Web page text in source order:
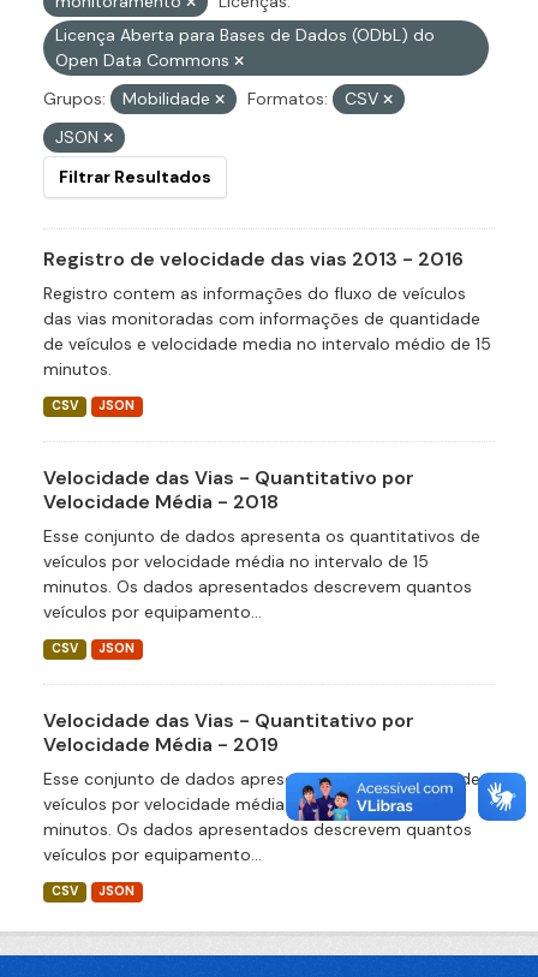
Licença Aberta para Bases de Dados (ODbL) do
Open Data Commons
Grupos:
Mobilidade Formatos:
CSV
JSON
Filtrar Resultados
Registro de velocidade das vias 2013 - 2016
Registro contem as informações do fluxo de veículos
das vias monitoradas com informações de quantidade
de veículos e velocidade media no intervalo médio de 15
minutos.
CSV JSON
Velocidade das Vias - Quantitativo por
Velocidade Média - 2018
Esse conjunto de dados apresenta os quantitativos de
veículos por velocidade média no intervalo de 15
minutos. Os dados apresentados descrevem quantos
veículos por equipamento...
CSV JSON
Velocidade das Vias - Quantitativo por
Velocidade Média - 2019
Esse conjunto de dados apresenta os quantitativos de
veículos por velocidade média no intervalo de 15
minutos. Os dados apresentados descrevem quantos
veículos por equipamento...
CSV JSON